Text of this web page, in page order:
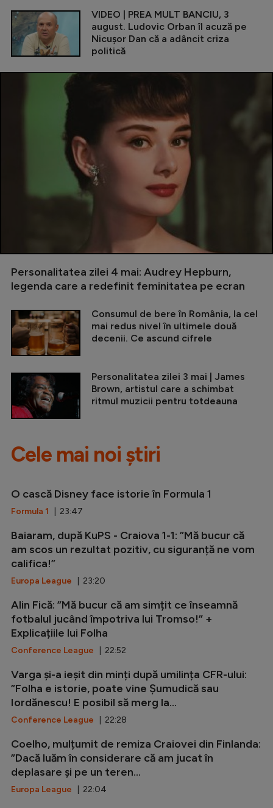
VIDEO | PREA MULT BANCIU, 3
august. Ludovic Orban îl acuză pe
Nicușor Dan că a adâncit criza
politică
Personalitatea zilei 4 mai: Audrey Hepburn,
legenda care a redefinit feminitatea pe ecran
Consumul de bere în România, la cel
mai redus nivel în ultimele două
decenii. Ce ascund cifrele
Personalitatea zilei 3 mai | James
Brown, artistul care a schimbat
ritmul muzicii pentru totdeauna
Cele mai noi știri
O cască Disney face istorie în Formula 1
Formula 1 | 23:47
Baiaram, după KuPS - Craiova 1-1: ”Mă bucur că
am scos un rezultat pozitiv, cu siguranță ne vom
califica!”
Europa League | 23:20
Alin Fică: ”Mă bucur că am simțit ce înseamnă
fotbalul jucând împotriva lui Tromso!” +
Explicațiile lui Folha
Conference League | 22:52
Varga și-a ieșit din minți după umilința CFR-ului:
”Folha e istorie, poate vine Șumudică sau
Iordănescu! E posibil să merg la...
Conference League | 22:28
Coelho, mulțumit de remiza Craiovei din Finlanda:
”Dacă luăm în considerare că am jucat în
deplasare și pe un teren...
Europa League | 22:04